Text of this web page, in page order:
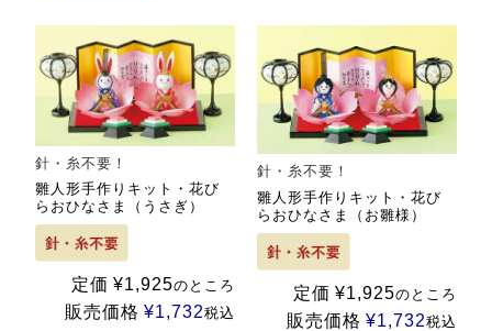
針・糸不要！
雛人形手作りキット・花び
らおひなさま（うさぎ）
定価 ¥1,925のところ
販売価格 ¥1,732税込
針・糸不要！
雛人形手作りキット・花び
らおひなさま（お雛様）
定価 ¥1,925のところ
販売価格 ¥1,732税込